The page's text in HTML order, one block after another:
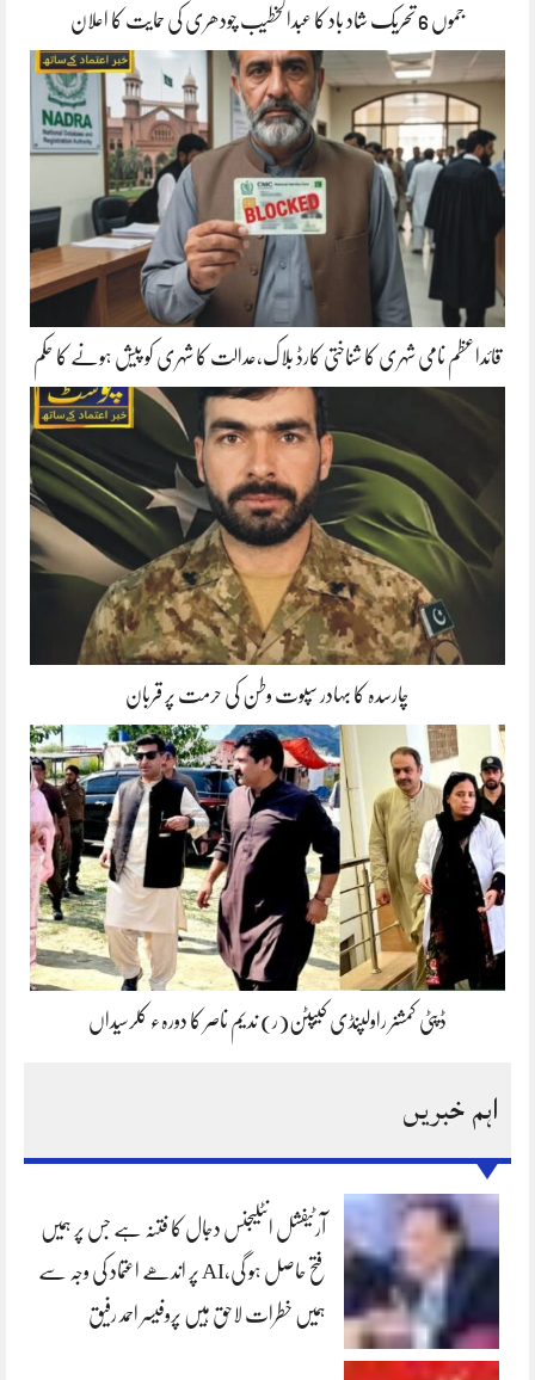
جموں 6 تحریک شاد باد کا عبدالخطیب چودھری کی حمایت کا اعلان
قائداعظم نامی شہری کا شناختی کارڈ بلاک،عدالت کا شہری کو پیش ہونے کا حکم
چارسدہ کا بہادر سپوت وطن کی حرمت پر قربان
ڈپٹی کمشنر راولپنڈی کیپٹن(ر) ندیم ناصر کا دورہء کلرسیداں
اہم خبریں
آرٹیفشل انٹلیجنس دجال کا فتنہ ہے جس پر ہمیں
فتح حاصل ہو گی،AI پر اندھے اعتماد کی وجہ سے
ہمیں خطرات لاحق ہیں پروفیسر احمد رفیق